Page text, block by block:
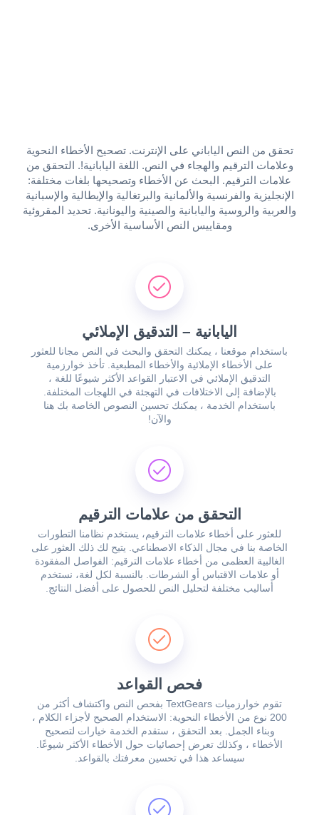
تحقق من النص الياباني على الإنترنت. تصحيح الأخطاء النحوية
وعلامات الترقيم والهجاء في النص. اللغة اليابانية!. التحقق من
علامات الترقيم. البحث عن الأخطاء وتصحيحها بلغات مختلفة:
الإنجليزية والفرنسية والألمانية والبرتغالية والإيطالية والإسبانية
والعربية والروسية واليابانية والصينية واليونانية. تحديد المقروئية
ومقاييس النص الأساسية الأخرى.
اليابانية – التدقيق الإملائي
باستخدام موقعنا ، يمكنك التحقق والبحث في النص مجانا للعثور
على الأخطاء الإملائية والأخطاء المطبعية. تأخذ خوارزمية
التدقيق الإملائي في الاعتبار القواعد الأكثر شيوعًا للغة ،
بالإضافة إلى الاختلافات في التهجئة في اللهجات المختلفة.
باستخدام الخدمة ، يمكنك تحسين النصوص الخاصة بك هنا
والآن!
التحقق من علامات الترقيم
للعثور على أخطاء علامات الترقيم، يستخدم نظامنا التطورات
الخاصة بنا في مجال الذكاء الاصطناعي. يتيح لك ذلك العثور على
الغالبية العظمى من أخطاء علامات الترقيم: الفواصل المفقودة
أو علامات الاقتباس أو الشرطات. بالنسبة لكل لغة، نستخدم
أساليب مختلفة لتحليل النص للحصول على أفضل النتائج.
فحص القواعد
تقوم خوارزميات TextGears بفحص النص واكتشاف أكثر من
200 نوع من الأخطاء النحوية: الاستخدام الصحيح لأجزاء الكلام ،
وبناء الجمل. بعد التحقق ، ستقدم الخدمة خيارات لتصحيح
الأخطاء ، وكذلك تعرض إحصائيات حول الأخطاء الأكثر شيوعًا.
سيساعد هذا في تحسين معرفتك بالقواعد.